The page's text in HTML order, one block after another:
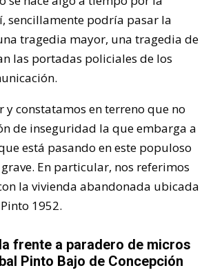
sencillamente podría pasar la
tragedia mayor, una tragedia de
las portadas policiales de los
y constatamos en terreno que no
de inseguridad la que embarga a
está pasando en este populoso
En particular, nos referimos
la vivienda abandonada ubicada
1952.
frente a paradero de micros
Pinto Bajo de Concepción